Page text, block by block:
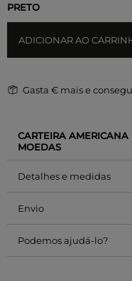
PRETO
ADICIONAR AO
Gasta € mais e
CARTEIRA AMERICANA
MOEDAS
Detalhes e medidas
Envio
Podemos ajudá-lo?